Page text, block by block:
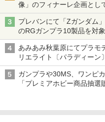
像」のフィナーレ企画とし
Statue ― BEYOND
プレバンにて「Zガンダム
のRGガンプラ10製品を対
実施！
あみあみ秋葉原にてプラモ
リエライト〔パラディーン
「30MS オプションパーツ
象
ガンプラや30MS、ワンピ
「プレミアホビー商品抽選